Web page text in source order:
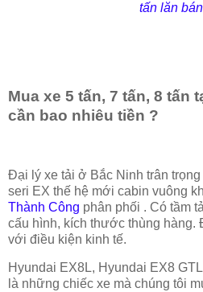
tấn lăn
Mua xe 5 tấn, 7 tấn, 8 tấn
cần bao nhiêu tiền ?
Đại lý xe tải ở Bắc Ninh trân
seri EX thế hệ mới cabin vuông
Thành Công phân phối . Có tầm
cấu hình, kích thước thùng hàng.
với điều kiện kinh tế.
Hyundai EX8L, Hyundai EX8
là những chiếc xe mà chúng tôi